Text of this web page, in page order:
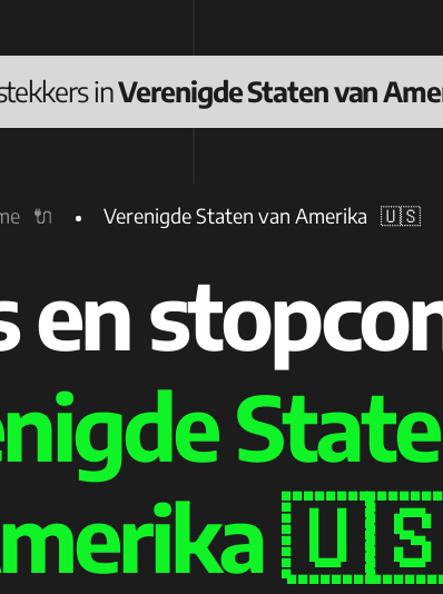
inVerenigde Staten van
🔌 Verenigde Staten van Amerika 🇺🇸
en